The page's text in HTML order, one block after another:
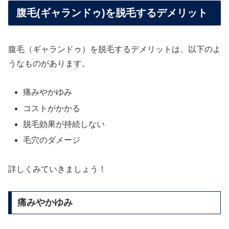
腹毛(ギャランドゥ)を脱毛するデメリット
腹毛（ギャランドゥ）を脱毛するデメリットは、以下のよ
うなものがあります。
痛みやかゆみ
コストがかかる
脱毛効果が持続しない
毛穴のダメージ
詳しくみていきましょう！
痛みやかゆみ